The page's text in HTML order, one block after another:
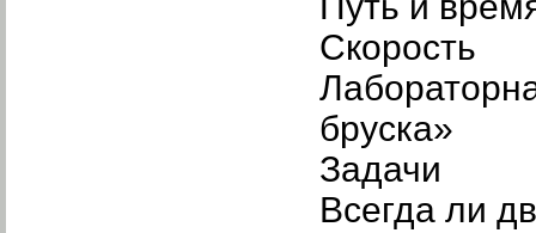
Скорость
бруска»
Задачи
Всегда ли